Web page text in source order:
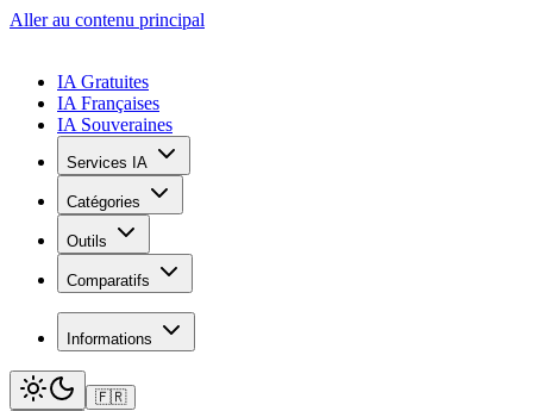
Aller au contenu principal
IA Gratuites
IA Françaises
IA Souveraines
Services IA
Catégories
Outils
Comparatifs
Informations
🇫🇷